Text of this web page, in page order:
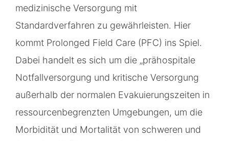
medizinische Versorgung mit
Standardverfahren zu gewährleisten. Hier
kommt Prolonged Field Care (PFC) ins Spiel.
Dabei handelt es sich um die „prähospitale
Notfallversorgung und kritische Versorgung
außerhalb der normalen Evakuierungszeiten in
ressourcenbegrenzten Umgebungen, um die
Morbidität und Mortalität von schweren und